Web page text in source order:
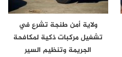
ولاية أمن طنجة تشرع في
تشغيل مركبات ذكية لمكافحة
الجريمة وتنظيم السير